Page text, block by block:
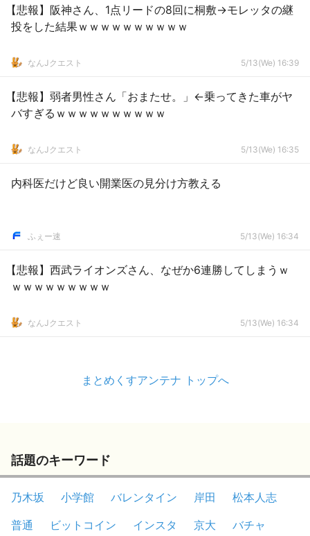
【悲報】阪神さん、1点リードの8回に桐敷→モレッタの継
投をした結果ｗｗｗｗｗｗｗｗｗｗ
なんJクエスト 5/13(We) 16:39
【悲報】弱者男性さん「おまたせ。」←乗ってきた車がヤ
バすぎるｗｗｗｗｗｗｗｗｗｗ
なんJクエスト 5/13(We) 16:35
内科医だけど良い開業医の見分け方教える
ふぇー速 5/13(We) 16:34
【悲報】西武ライオンズさん、なぜか6連勝してしまうｗ
ｗｗｗｗｗｗｗｗｗ
なんJクエスト 5/13(We) 16:34
まとめくすアンテナ トップへ
話題のキーワード
乃木坂 小学館 バレンタイン 岸田
松本人志
普通
ビットコイン インスタ 京大
バチャ